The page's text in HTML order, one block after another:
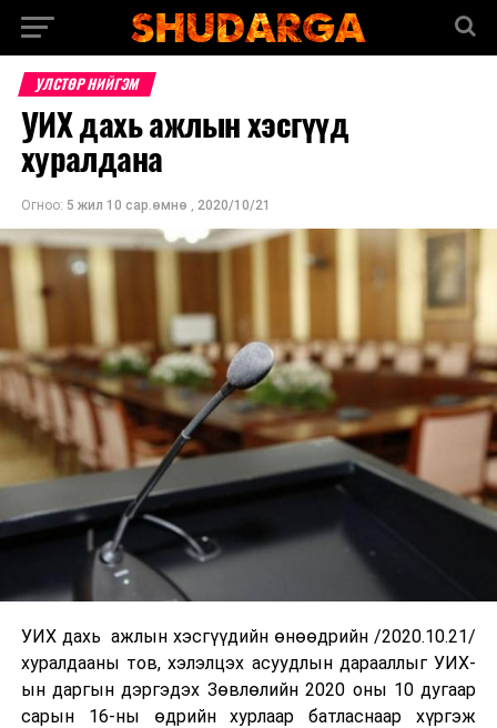
УЛСТӨР НИЙГЭМ
УИХ дахь ажлын хэсгүүд
хуралдана
Огноо: 5 жил 10 сар.өмнө , 2020/10/21
УИХ дахь ажлын хэсгүүдийн өнөөдрийн /2020.10.21/
хуралдааны тов, хэлэлцэх асуудлын дарааллыг УИХ-
ын даргын дэргэдэх Зөвлөлийн 2020 оны 10 дугаар
сарын 16-ны өдрийн хурлаар батласнаар хүргэж